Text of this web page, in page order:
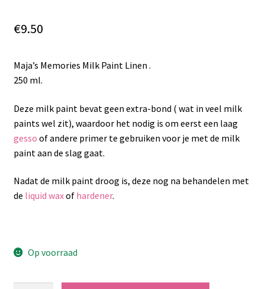
€9.50
Maja’s Memories Milk Paint Linen .
250 ml.
Deze milk paint bevat geen extra-bond ( wat in veel milk
paints wel zit), waardoor het nodig is om eerst een laag
gesso of andere primer te gebruiken voor je met de milk
paint aan de slag gaat.
Nadat de milk paint droog is, deze nog na behandelen met
de liquid waxof hardener.
Op voorraad